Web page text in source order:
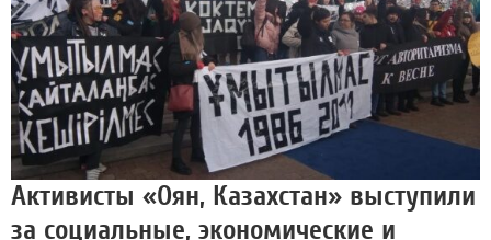
Активисты «Оян, Казахстан» выступили
за социальные, экономические и